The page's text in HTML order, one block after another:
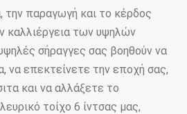
την παραγωγή και το κέρδος
καλλιέργεια των υψηλών
σήραγγες σας βοηθούν να
να επεκτείνετε την εποχή σας,
και να αλλάξετε το
τοίχο 6 ίντσας μας,